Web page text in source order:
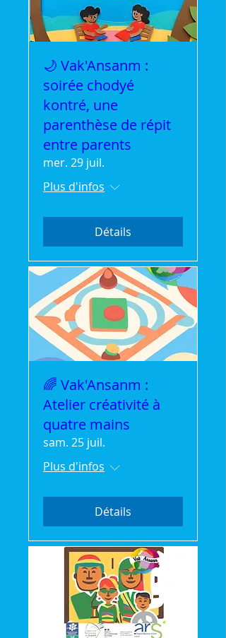
🌙 Vak'Ansanm :
soirée chodyé
kontré, une
parenthèse de répit
entre parents
mer. 29 juil.
Plus d'infos
Détails
🌈 Vak'Ansanm :
Atelier créativité à
quatre mains
sam. 25 juil.
Plus d'infos
Détails